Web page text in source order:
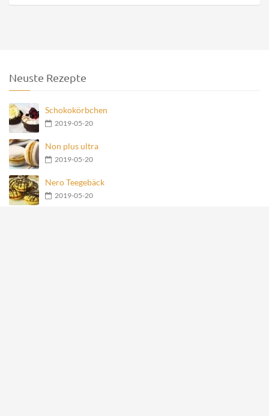
Neuste Rezepte
Schokokörbchen
2019-05-20
Non plus ultra
2019-05-20
Nero Teegebäck
2019-05-20